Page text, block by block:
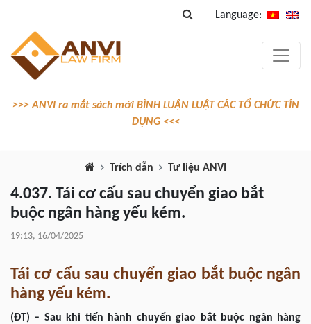
Language:
>>> ANVI ra mắt sách mới BÌNH LUẬN LUẬT CÁC TỔ CHỨC TÍN
DỤNG <<<
Trích dẫn Tư liệu ANVI
4.037. Tái cơ cấu sau chuyển giao bắt
buộc ngân hàng yếu kém.
19:13, 16/04/2025
Tái cơ cấu sau chuyển giao bắt buộc ngân
hàng yếu kém.
(ĐT) – Sau khi tiến hành chuyển giao bắt buộc ngân hàng